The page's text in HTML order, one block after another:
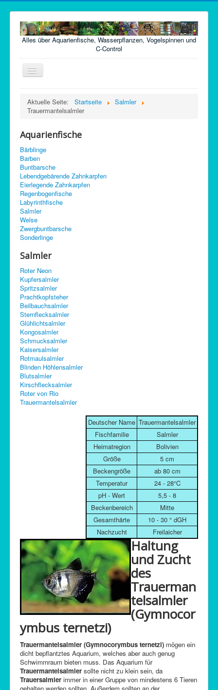
Alles über Aquarienfische, Wasserpflanzen, Vogelspinnen und
C-Control
Navigation
Fische
Technik
Krankheiten
Vogelspinnen
Argentinische Waldschaben
C-Control
Sitemap
Aktuelle Seite: Startseite
Salmler
Trauermantelsalmler
Aquarienfische
Bärblinge
Barben
Buntbarsche
Lebendgebärende Zahnkarpfen
Eierlegende Zahnkarpfen
Regenbogenfische
Labyrinthfische
Salmler
Welse
Zwergbuntbarsche
Sonderlinge
Salmler
Roter Neon
Kupfersalmler
Spritzsalmler
Prachtkopfsteher
Beilbauchsalmler
Sternflecksalmler
Glühlichtsalmler
Kongosalmler
Schmucksalmler
Kaisersalmler
Rotmaulsalmler
Blinden Höhlensalmler
Blutsalmler
Kirschflecksalmler
Roter von Rio
Trauermantelsalmler
Deutscher Name Trauermantelsalmler
Fischfamilie
Salmler
Heimatregion
Bolivien
Größe
5 cm
Beckengröße
ab 80 cm
Temperatur
24 - 28°C
pH - Wert
5,5 - 8
Beckenbereich
Mitte
Gesamthärte
10 - 30 ° dGH
Nachzucht
Freilaicher
Haltung
und Zucht
des
Trauerman
telsalmler
(Gymnocor
ymbus ternetzi)
Trauermantelsalmler (Gymnocorymbus ternetzi) mögen ein
dicht bepflantztes Aquarium, welches aber auch genug
Schwimmraum bieten muss. Das Aquarium für
Trauermantelsalmler sollte nicht zu klein sein, da
Trauersalmler immer in einer Gruppe von mindestens 6 Tieren